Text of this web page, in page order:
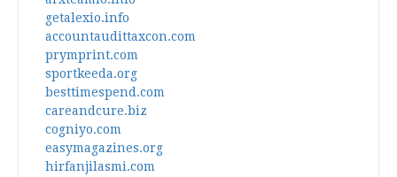
getalexio.info
accountaudittaxcon.com
prymprint.com
sportkeeda.org
besttimespend.com
careandcure.biz
cogniyo.com
easymagazines.org
hirfanjilasmi.com